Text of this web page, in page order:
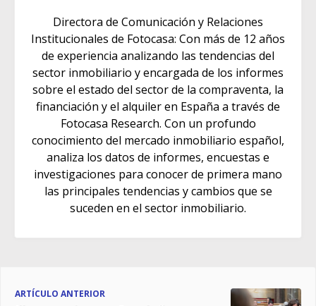
Directora de Comunicación y Relaciones
Institucionales de Fotocasa: Con más de 12 años
de experiencia analizando las tendencias del
sector inmobiliario y encargada de los informes
sobre el estado del sector de la compraventa, la
financiación y el alquiler en España a través de
Fotocasa Research. Con un profundo
conocimiento del mercado inmobiliario español,
analiza los datos de informes, encuestas e
investigaciones para conocer de primera mano
las principales tendencias y cambios que se
suceden en el sector inmobiliario.
ARTÍCULO ANTERIOR